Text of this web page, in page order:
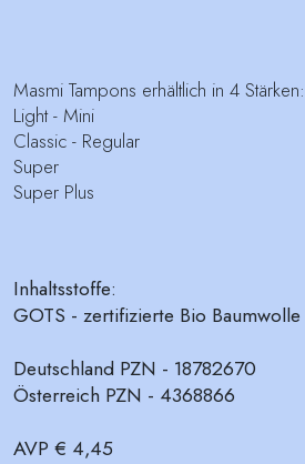
Masmi Tampons erhältlich in 4 Stärken:
Light - Mini
Classic - Regular
Super
Super Plus
Inhaltsstoffe:
GOTS - zertifizierte Bio Baumwolle
Deutschland PZN - 18782670
Österreich PZN - 4368866
AVP € 4,45